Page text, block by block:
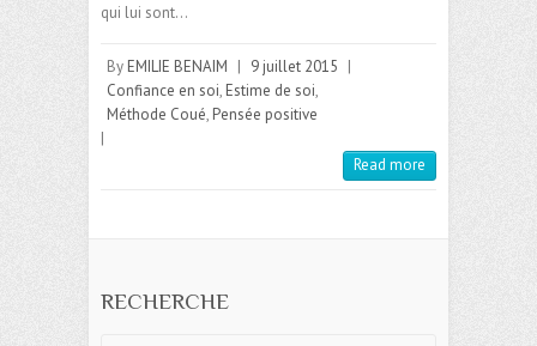
qui lui sont…
By EMILIE BENAIM | 9 juillet 2015 |
Confiance en soi, Estime de soi,
Méthode Coué, Pensée positive
|
Read more
RECHERCHE